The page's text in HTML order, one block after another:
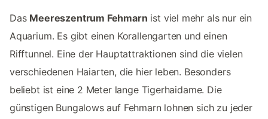
Das Meereszentrum Fehmarn ist viel mehr als nur ein
Aquarium. Es gibt einen Korallengarten und einen
Rifftunnel. Eine der Hauptattraktionen sind die vielen
verschiedenen Haiarten, die hier leben. Besonders
beliebt ist eine 2 Meter lange Tigerhaidame. Die
günstigen Bungalows auf Fehmarn lohnen sich zu jeder